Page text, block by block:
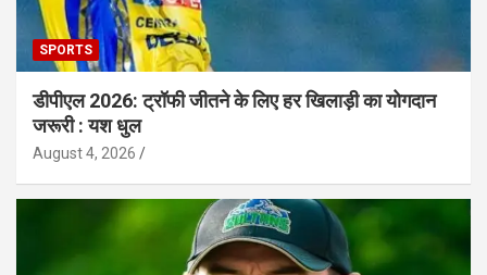
SPORTS
डीपीएल 2026: ट्रॉफी जीतने के लिए हर खिलाड़ी का योगदान
जरूरी : यश धुल
August 4, 2026